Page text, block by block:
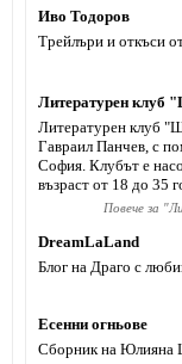
Иво Тодоров
Трейлъри и откъси
Литературен клуб
Литературен клуб
Гавраил Панчев, с
София. Клубът е
възраст от 18 до 35
Повече за "
DreamLaLand
Блог на Драго с
Есенни огньове
Сборник на Юлияна